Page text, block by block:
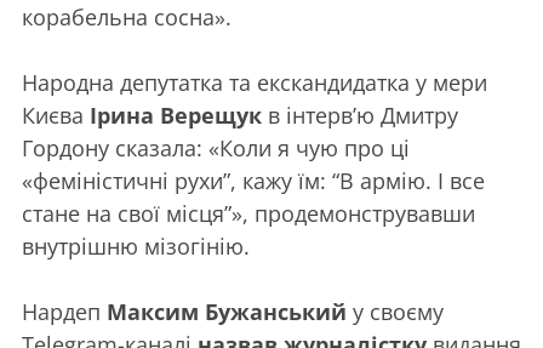
корабельна сосна».
Народна депутатка та екскандидатка у мери
Києва Ірина Верещук в інтерв’ю Дмитру
Гордону сказала: «Коли я чую про ці
«феміністичні рухи”, кажу їм: “В армію. І все
стане на свої місця”», продемонструвавши
внутрішню мізогінію.
Нардеп Максим Бужанський у своєму